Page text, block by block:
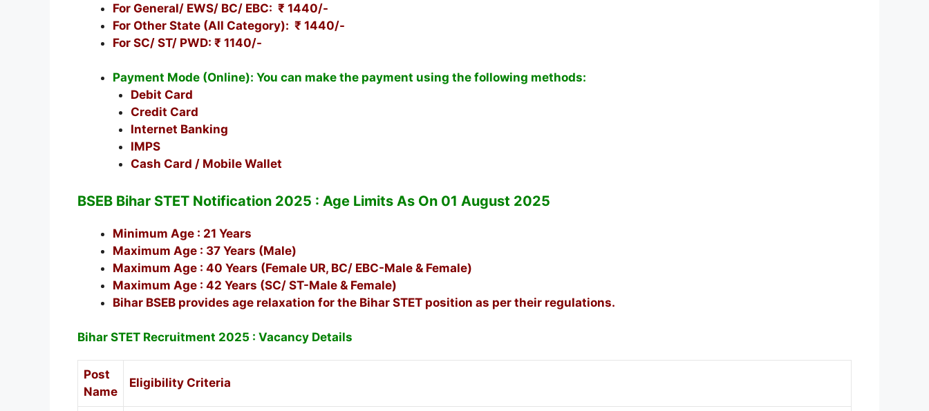
For General/ EWS/ BC/ EBC: ₹ 1440/-
For Other State (All Category): ₹ 1440/-
For SC/ ST/ PWD: ₹ 1140/-
Payment Mode (Online): You can make the payment using the following methods:
Debit Card
Credit Card
Internet Banking
IMPS
Cash Card / Mobile Wallet
BSEB Bihar STET Notification 2025 : Age Limits As On 01 August 2025
Minimum Age : 21 Years
Maximum Age : 37 Years (Male)
Maximum Age : 40 Years (Female UR, BC/ EBC-Male & Female)
Maximum Age : 42 Years (SC/ ST-Male & Female)
Bihar BSEB provides age relaxation for the Bihar STET position as per their regulations.
Bihar STET Recruitment 2025 : Vacancy Details
Post
Name
Eligibility Criteria